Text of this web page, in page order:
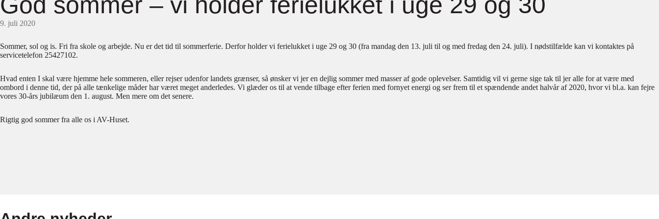
9. juli 2020
Sommer, sol og is. Fri fra skole og arbejde. Nu er det tid til sommerferie. Derfor holder vi ferielukket i uge 29 og 30 (fra mandag den 13. juli til og med fredag den 24. juli). I nødstilfælde kan vi kontaktes på
servicetelefon 25427102.
Hvad enten I skal være hjemme hele sommeren, eller rejser udenfor landets grænser, så ønsker vi jer en dejlig sommer med masser af gode oplevelser. Samtidig vil vi gerne sige tak til jer alle for at være med
ombord i denne tid, der på alle tænkelige måder har været meget anderledes. Vi glæder os til at vende tilbage efter ferien med fornyet energi og ser frem til et spændende andet halvår af 2020, hvor vi bl.a. kan fejre
vores 30-års jubilæum den 1. august. Men mere om det senere.
Rigtig god sommer fra alle os i AV-Huset.